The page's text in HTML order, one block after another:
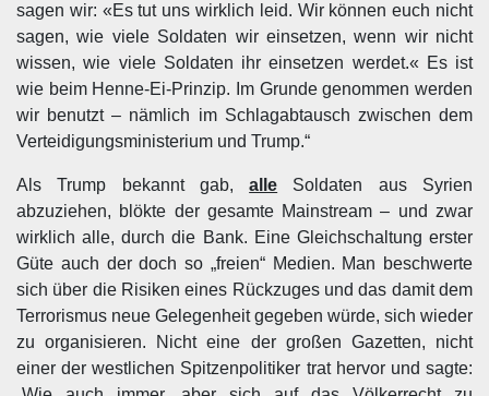
sagen wir: «Es tut uns wirklich leid. Wir können euch nicht
sagen, wie viele Soldaten wir einsetzen, wenn wir nicht
wissen, wie viele Soldaten ihr einsetzen werdet.« Es ist
wie beim Henne-Ei-Prinzip. Im Grunde genommen werden
wir benutzt – nämlich im Schlagabtausch zwischen dem
Verteidigungsministerium und Trump.“
Als Trump bekannt gab,alle Soldaten aus Syrien
abzuziehen, blökte der gesamte Mainstream – und zwar
wirklich alle, durch die Bank. Eine Gleichschaltung erster
Güte auch der doch so „freien“ Medien. Man beschwerte
sich über die Risiken eines Rückzuges und das damit dem
Terrorismus neue Gelegenheit gegeben würde, sich wieder
zu organisieren. Nicht eine der großen Gazetten, nicht
einer der westlichen Spitzenpolitiker trat hervor und sagte: